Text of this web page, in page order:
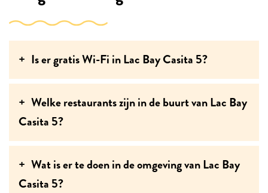
Is er gratis Wi-Fi in Lac Bay Casita 5?
Welke restaurants zijn in de buurt van Lac Bay
Casita 5?
Wat is er te doen in de omgeving van Lac Bay
Casita 5?